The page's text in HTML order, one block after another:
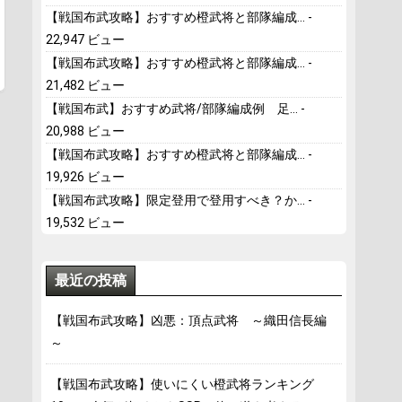
【戦国布武攻略】おすすめ橙武将と部隊編成...
-
22,947 ビュー
【戦国布武攻略】おすすめ橙武将と部隊編成...
-
21,482 ビュー
【戦国布武】おすすめ武将/部隊編成例 足...
-
20,988 ビュー
【戦国布武攻略】おすすめ橙武将と部隊編成...
-
19,926 ビュー
【戦国布武攻略】限定登用で登用すべき？か...
-
19,532 ビュー
最近の投稿
【戦国布武攻略】凶悪：頂点武将 ～織田信長編
～
【戦国布武攻略】使いにくい橙武将ランキング